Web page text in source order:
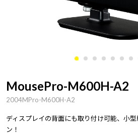
MousePro-M600H-A2
2004MPro-M600H-A2
ディスプレイの背面にも取り付け可能、小
ン！